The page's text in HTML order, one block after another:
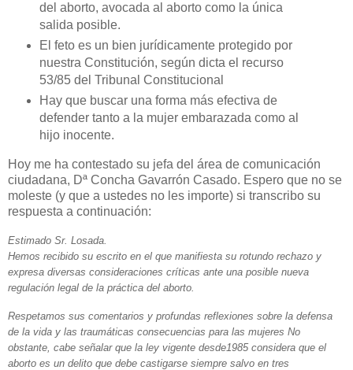
del aborto, avocada al aborto como la única
salida posible.
El feto es un bien jurídicamente protegido por
nuestra Constitución, según dicta el recurso
53/85 del Tribunal Constitucional
Hay que buscar una forma más efectiva de
defender tanto a la mujer embarazada como al
hijo inocente.
Hoy me ha contestado su jefa del área de comunicación
ciudadana, Dª Concha Gavarrón Casado. Espero que no se
moleste (y que a ustedes no les importe) si transcribo su
respuesta a continuación:
Estimado Sr. Losada.
Hemos recibido su escrito en el que manifiesta su rotundo rechazo y
expresa diversas consideraciones críticas ante una posible nueva
regulación legal de la práctica del aborto.
Respetamos sus comentarios y profundas reflexiones sobre la defensa
de la vida y las traumáticas consecuencias para las mujeres No
obstante, cabe señalar que la ley vigente desde1985 considera que el
aborto es un delito que debe castigarse siempre salvo en tres